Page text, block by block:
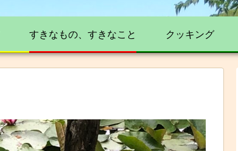
すきなもの、すきなこと クッキング